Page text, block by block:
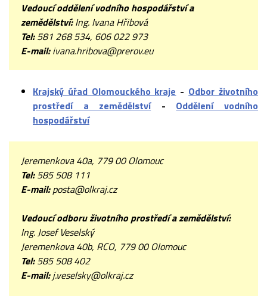
Vedoucí oddělení vodního hospodářství a
zemědělství:Ing. Ivana Hřibová
Tel:581 268 534, 606 022 973
E-mail:ivana.hribova@prerov.eu
Krajský úřad Olomouckého kraje - Odbor životního
prostředí a zemědělství- Oddělení vodního
hospodářství
Jeremenkova 40a, 779 00 Olomouc
Tel:585 508 111
E-mail:posta@olkraj.cz
Vedoucí odboru životního prostředí a zemědělství:
Ing. Josef Veselský
Jeremenkova 40b, RCO, 779 00 Olomouc
Tel:585 508 402
E-mail:j.veselsky@olkraj.cz